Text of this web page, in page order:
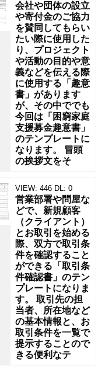
会社や団体の設立
や寄付金のご協力
を賛同してもらい
たい際に使用した
り、プロジェクト
や活動の目的や意
義などを伝える際
に使用する「趣意
書」があります
が、その中ででも
今回は「困窮家庭
支援募金趣意書」
のテンプレートに
なります。 冒頭
の挨拶文をそ
VIEW: 446 DL: 0
営業部署や問屋な
どで、新規顧客
（クライアント）
とお取引を始める
際、双方で取引条
件を確認すること
ができる「取引条
件確認書」のテン
プレートになりま
す。 取引先の担
当者、所在地など
の基本情報と、お
取引条件を一覧で
提示することので
きる便利なテ